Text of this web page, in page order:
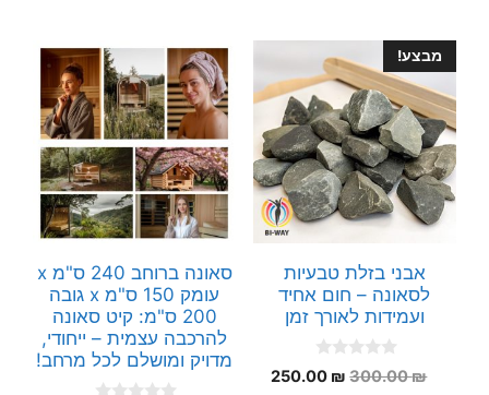
מבצע!
אבני בזלת טבעיות
לסאונה – חום אחיד
ועמידות לאורך זמן
0
o
300.00₪
המחיר
250.00 ₪
המחיר
סאונה ברוחב 240 ס"מ x
עומק 150 ס"מ x גובה
200 ס"מ: קיט סאונה
להרכבה עצמית – ייחודי,
מדויק ומושלם לכל מרחב!